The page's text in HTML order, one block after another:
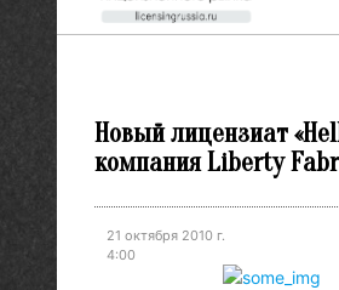
Новый лицензиат
компания Liberty
21 октября 2010 г.
4:00